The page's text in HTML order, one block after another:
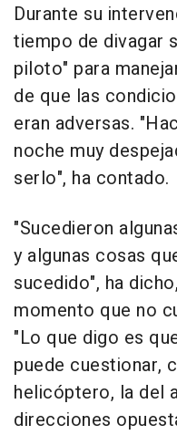
Durante su
tiempo de divagar
piloto" para
de que las
eran adversas.
noche muy
serlo", ha contado.
"Sucedieron
y algunas cosas
sucedido", ha
momento que no
"Lo que digo es
puede cuestionar,
helicóptero, la del
direcciones